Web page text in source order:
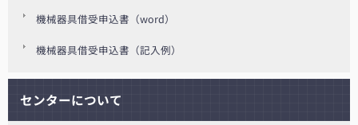
機械器具借受申込書（word）
機械器具借受申込書（記入例）
センターについて